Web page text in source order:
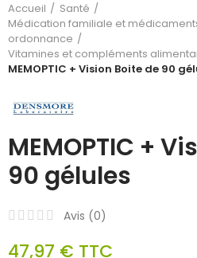
Accueil
Santé
Médication familiale et
ordonnance
Vitamines et compléments
MEMOPTIC + Vision Boite de 90
MEMOPTIC +
90 gélules
Avis (0)
47,97 € TTC